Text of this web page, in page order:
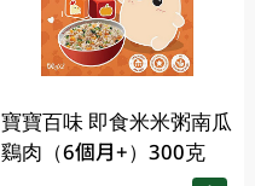
寶寶百味 即食米米粥南瓜
鷄肉（6個月+）300克